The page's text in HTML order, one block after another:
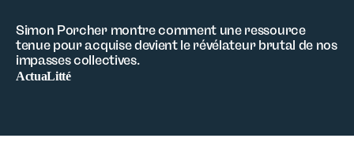
Simon Porcher montre comment une ressource
tenue pour acquise devient le révélateur brutal de nos
impasses collectives.
ActuaLitté